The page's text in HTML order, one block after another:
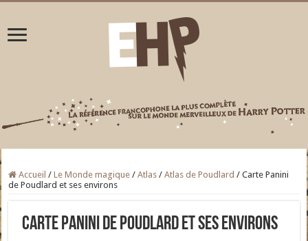
Accueil / Le Monde magique / Atlas / Atlas de Poudlard / Carte Panini
de Poudlard et ses environs
Carte Panini de Poudlard et ses environs